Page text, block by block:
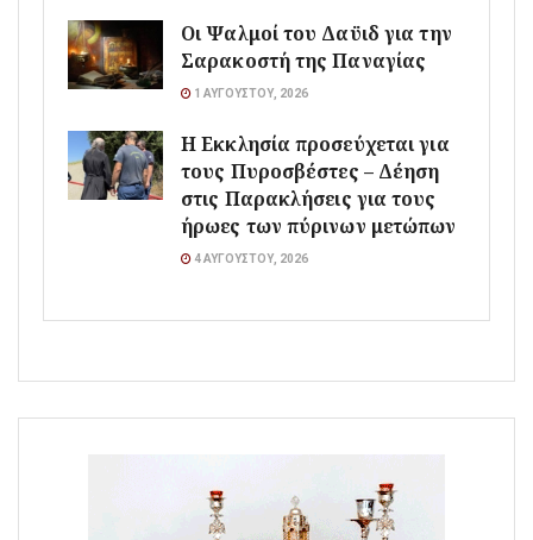
Οι Ψαλμοί του Δαϋιδ για την
Σαρακοστή της Παναγίας
1 ΑΥΓΟΎΣΤΟΥ, 2026
Η Εκκλησία προσεύχεται για
τους Πυροσβέστες – Δέηση
στις Παρακλήσεις για τους
ήρωες των πύρινων μετώπων
4 ΑΥΓΟΎΣΤΟΥ, 2026